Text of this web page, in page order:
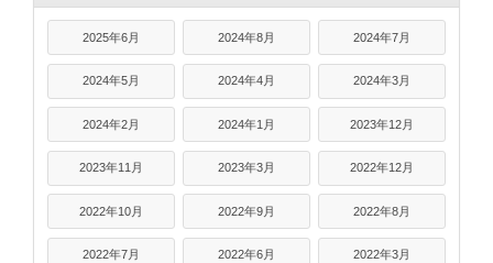
2025年6月 2024年8月 2024年7月
2024年5月 2024年4月 2024年3月
2024年2月 2024年1月 2023年12月
2023年11月 2023年3月 2022年12月
2022年10月 2022年9月 2022年8月
2022年7月 2022年6月 2022年3月